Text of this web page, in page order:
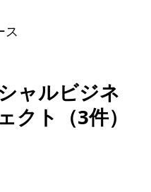
ス
ャルビジネ
クト（3件）